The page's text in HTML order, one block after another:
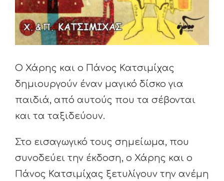
Ο Χάρης και ο Πάνος Κατσιμίχας
δημιουργούν έναν μαγικό δίσκο για
παιδιά, από αυτούς που τα σέβονται
και τα ταξιδεύουν.
Στο εισαγωγικό τους σημείωμα, που
συνοδεύει την έκδοση, ο Χάρης και ο
Πάνος Κατσιμίχας ξετυλίγουν την ανέμη